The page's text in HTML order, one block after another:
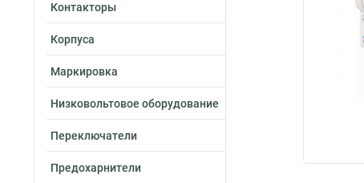
Контакторы
Корпуса
Маркировка
Низковольтовое оборудование
Переключатели
Предохарнители